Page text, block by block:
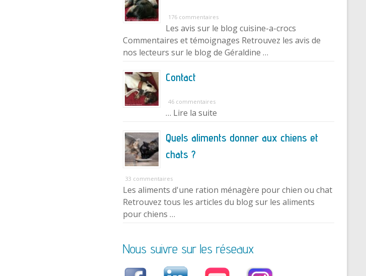
176 commentaires
Les avis sur le blog cuisine-a-crocs
Commentaires et témoignages Retrouvez les avis de
nos lecteurs sur le blog de Géraldine …
Contact
46 commentaires
… Lire la suite
Quels aliments donner aux chiens et
chats ?
33 commentaires
Les aliments d'une ration ménagère pour chien ou chat
Retrouvez tous les articles du blog sur les aliments
pour chiens …
Nous suivre sur les réseaux